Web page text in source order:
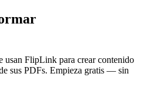
usan FlipLink para crear contenido
sus PDFs. Empieza gratis — sin